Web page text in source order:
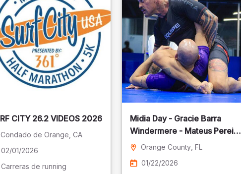
SURF CITY 26.2 VIDEOS 2026
Condado de Orange , CA
02/01/2026
Carreras de running
Midia Day - Gracie Barra
Windermere - Mateus Pereira
Fotografia
Orange County , FL
01/22/2026